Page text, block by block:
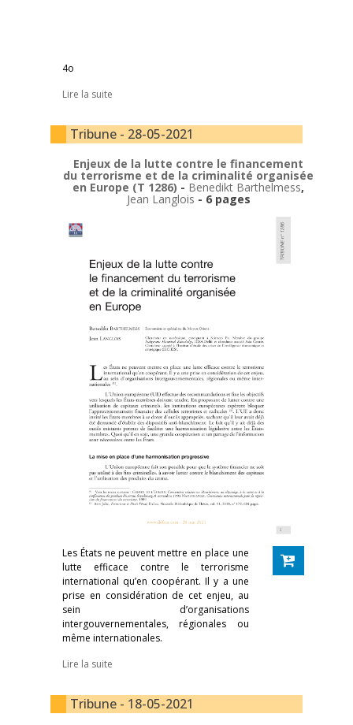
4o
Lire la suite
Tribune - 28-05-2021
Enjeux de la lutte contre le financement
du terrorisme et de la criminalité organisée
en Europe (T 1286) - Benedikt Barthelmess,
Jean Langlois - 6 pages
Les États ne peuvent mettre en place une
lutte efficace contre le terrorisme
international qu’en coopérant. Il y a une
prise en considération de cet enjeu, au
sein d’organisations
intergouvernementales, régionales ou
même internationales.
Lire la suite
Tribune - 18-05-2021